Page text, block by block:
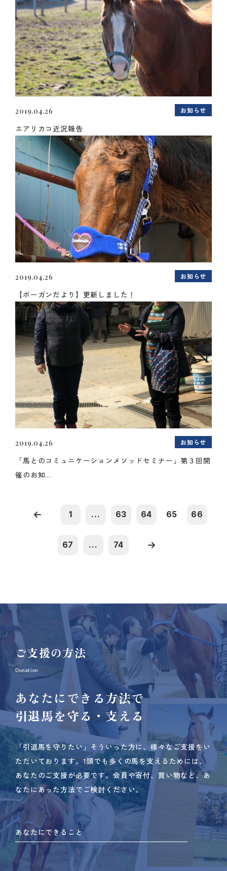
2019.04.26 お知らせ
エアリカコ近況報告
2019.04.26 お知らせ
【ボーガンだより】更新しました！
2019.04.26 お知らせ
「馬とのコミュニケーションメソッドセミナー」第３回開
催のお知...
1 ... 63 64 65 66
67 ... 74
ご支援の方法
Donation
あなたにできる方法で
引退馬を守る・支える
「引退馬を守りたい」そういった方に、様々なご支援をい
ただいております。 1頭でも多くの馬を支えるためには、
あなたのご支援が必要です。 会員や寄付、買い物など、あ
なたにあった方法でご検討ください。
あなたにできること